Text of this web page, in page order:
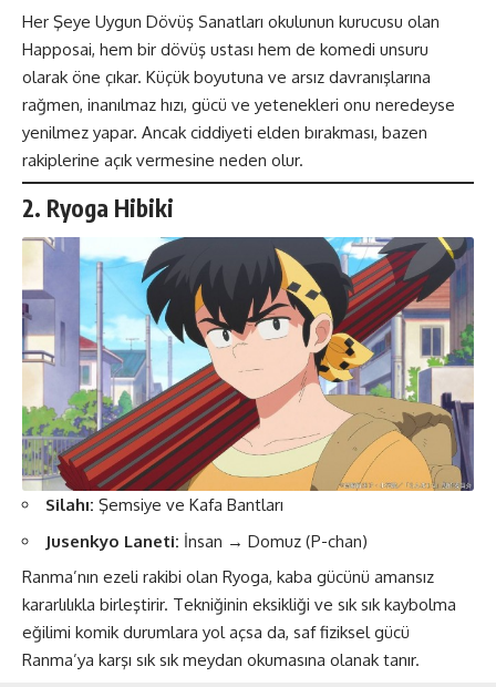
Her Şeye Uygun Dövüş Sanatları okulunun kurucusu olan
Happosai, hem bir dövüş ustası hem de komedi unsuru
olarak öne çıkar. Küçük boyutuna ve arsız davranışlarına
rağmen, inanılmaz hızı, gücü ve yetenekleri onu neredeyse
yenilmez yapar. Ancak ciddiyeti elden bırakması, bazen
rakiplerine açık vermesine neden olur​​.
2. Ryoga Hibiki
Silahı: Şemsiye ve Kafa Bantları
Jusenkyo Laneti: İnsan → Domuz (P-chan)
Ranma’nın ezeli rakibi olan Ryoga, kaba gücünü amansız
kararlılıkla birleştirir. Tekniğinin eksikliği ve sık sık kaybolma
eğilimi komik durumlara yol açsa da, saf fiziksel gücü
Ranma’ya karşı sık sık meydan okumasına olanak tanır​​.